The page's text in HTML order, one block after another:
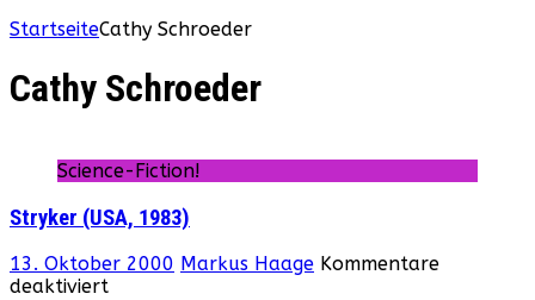
StartseiteCathy Schroeder
Cathy Schroeder
Science-Fiction!
Stryker (USA, 1983)
13. Oktober 2000 Markus Haage Kommentare
deaktiviertfür